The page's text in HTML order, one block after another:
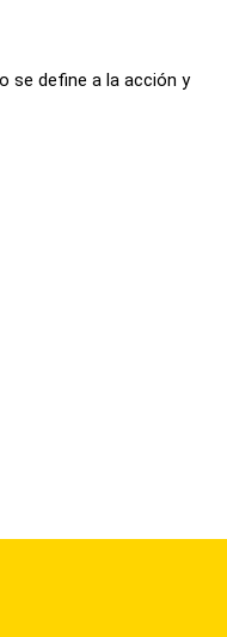
se define a la acción y